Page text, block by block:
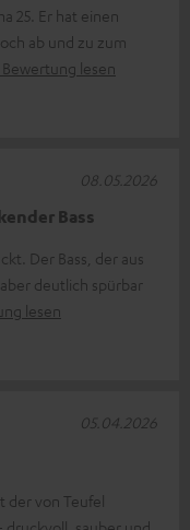
25. Er hat einen
ab und zu zum
lesen
Bass
Der Bass, der aus
deutlich spürbar
lesen
08.05.2026
der von Teufel
05.04.2026